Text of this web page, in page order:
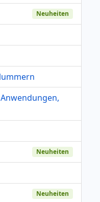
Neuheiten
Neuheiten
Neuheiten